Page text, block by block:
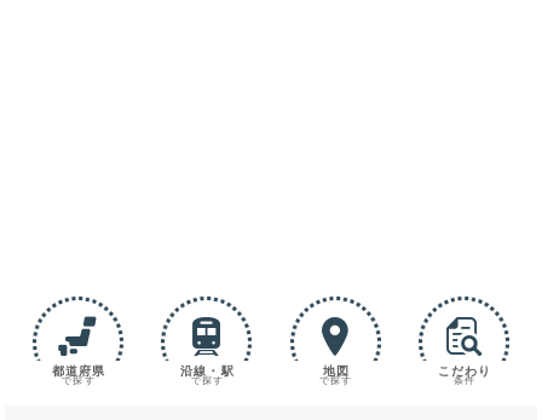
都道府県
で探す
沿線・駅
で探す
地図
で探す
こだわり
条件